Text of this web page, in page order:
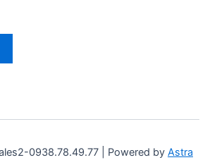
0938.78.49.77 | Powered by Astra